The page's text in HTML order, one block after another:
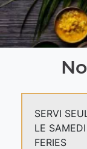
SERVI
LE
FERIES